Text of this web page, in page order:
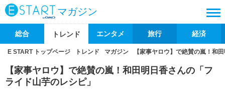
マガジン
総合 トレンド エンタメ 旅行 経済
E START トップページ トレンド マガジン 【家事ヤロウ】で絶賛の嵐！和
【家事ヤロウ】で絶賛の嵐！和田明日香さんの「フ
ライド山芋のレシピ」